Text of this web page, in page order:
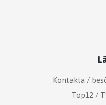
Kontakta /
Top12 /